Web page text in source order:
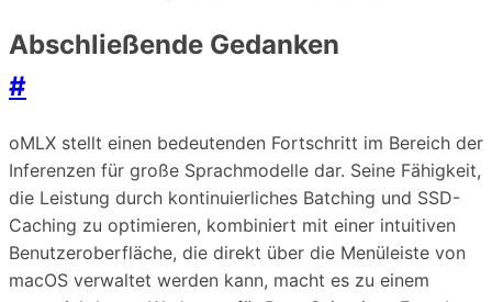
Abschließende Gedanken
#
oMLX stellt einen bedeutenden Fortschritt im Bereich der
Inferenzen für große Sprachmodelle dar. Seine Fähigkeit,
die Leistung durch kontinuierliches Batching und SSD-
Caching zu optimieren, kombiniert mit einer intuitiven
Benutzeroberfläche, die direkt über die Menüleiste von
macOS verwaltet werden kann, macht es zu einem